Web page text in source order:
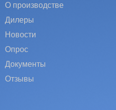
О производстве
Дилеры
Новости
Опрос
Документы
Отзывы